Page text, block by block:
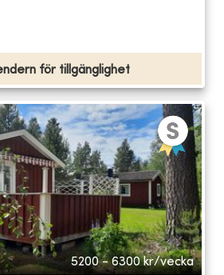
för tillgänglighet
5200 - 6300 kr/vecka